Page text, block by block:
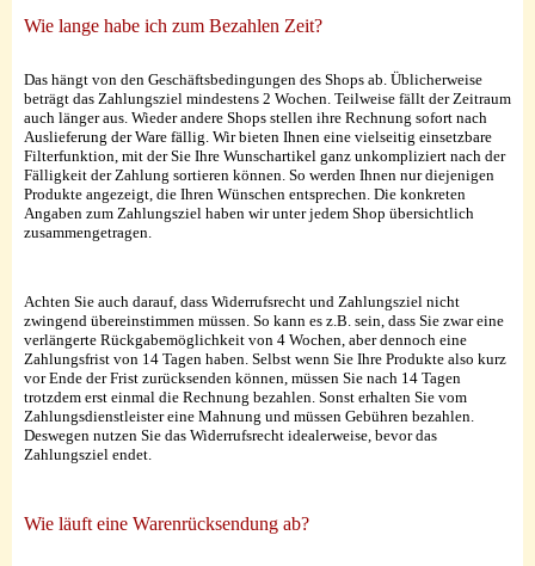
Wie lange habe ich zum Bezahlen Zeit?
Das hängt von den Geschäftsbedingungen des Shops ab. Üblicherweise
beträgt das Zahlungsziel mindestens 2 Wochen. Teilweise fällt der Zeitraum
auch länger aus. Wieder andere Shops stellen ihre Rechnung sofort nach
Auslieferung der Ware fällig. Wir bieten Ihnen eine vielseitig einsetzbare
Filterfunktion, mit der Sie Ihre Wunschartikel ganz unkompliziert nach der
Fälligkeit der Zahlung sortieren können. So werden Ihnen nur diejenigen
Produkte angezeigt, die Ihren Wünschen entsprechen. Die konkreten
Angaben zum Zahlungsziel haben wir unter jedem Shop übersichtlich
zusammengetragen.
Achten Sie auch darauf, dass Widerrufsrecht und Zahlungsziel nicht
zwingend übereinstimmen müssen. So kann es z.B. sein, dass Sie zwar eine
verlängerte Rückgabemöglichkeit von 4 Wochen, aber dennoch eine
Zahlungsfrist von 14 Tagen haben. Selbst wenn Sie Ihre Produkte also kurz
vor Ende der Frist zurücksenden können, müssen Sie nach 14 Tagen
trotzdem erst einmal die Rechnung bezahlen. Sonst erhalten Sie vom
Zahlungsdienstleister eine Mahnung und müssen Gebühren bezahlen.
Deswegen nutzen Sie das Widerrufsrecht idealerweise, bevor das
Zahlungsziel endet.
Wie läuft eine Warenrücksendung ab?